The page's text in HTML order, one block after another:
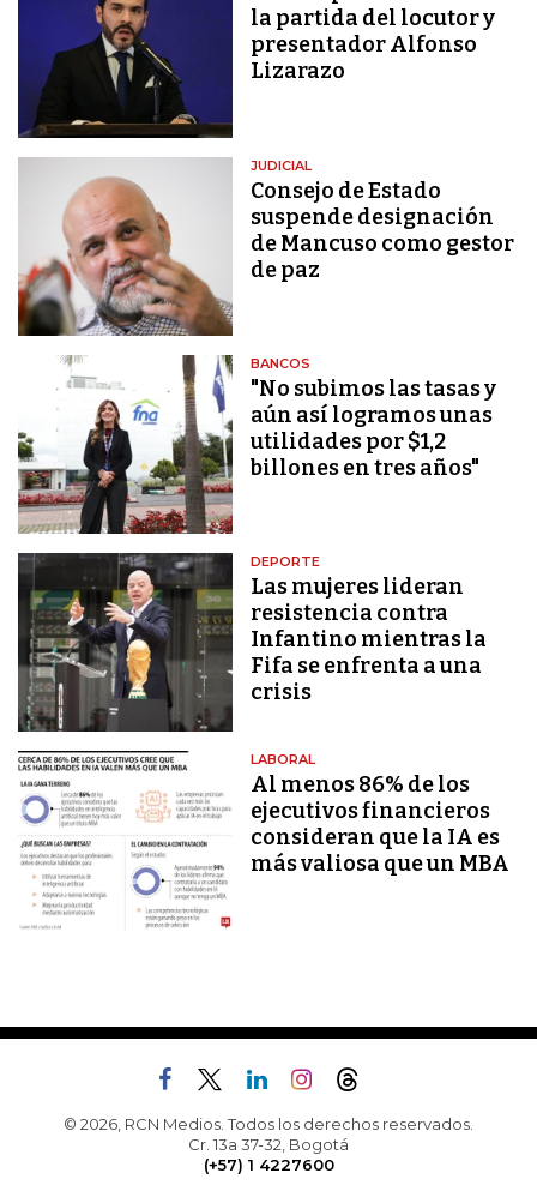
la partida del locutor y
presentador Alfonso
Lizarazo
JUDICIAL
Consejo de Estado
suspende designación
de Mancuso como gestor
de paz
BANCOS
"No subimos las tasas y
aún así logramos unas
utilidades por $1,2
billones en tres años"
DEPORTE
Las mujeres lideran
resistencia contra
Infantino mientras la
Fifa se enfrenta a una
crisis
LABORAL
Al menos 86% de los
ejecutivos financieros
consideran que la IA es
más valiosa que un MBA
© 2026, RCN Medios. Todos los derechos reservados.
Cr. 13a 37-32, Bogotá
(+57) 1 4227600